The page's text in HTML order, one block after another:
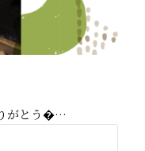
がとう�…